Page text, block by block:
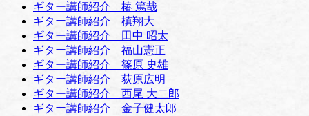
ギター講師紹介 椿 篤哉
ギター講師紹介 槙翔大
ギター講師紹介 田中 昭太
ギター講師紹介 福山憲正
ギター講師紹介 篠原 史雄
ギター講師紹介 荻原広明
ギター講師紹介 西尾 大二郎
ギター講師紹介 金子健太郎